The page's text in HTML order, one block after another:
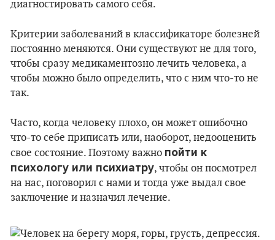
диагностировать самого себя.
Критерии заболеваний в классификаторе болезней
постоянно меняются. Они существуют не для того,
чтобы сразу медикаментозно лечить человека, а
чтобы можно было определить, что с ним что-то не
так.
Часто, когда человеку плохо, он может ошибочно
что-то себе приписать или, наоборот, недооценить
свое состояние. Поэтому важно пойти к
психологу или психиатру, чтобы он посмотрел
на нас, поговорил с нами и тогда уже выдал свое
заключение и назначил лечение.